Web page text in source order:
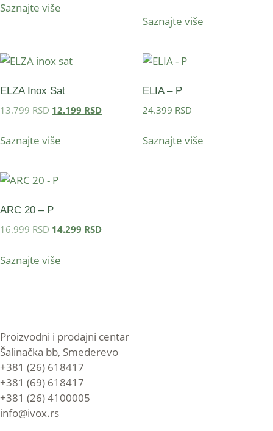
Saznajte više
Saznajte više
ELZA Inox Sat
13.799RSD 12.199 RSD
Saznajte više
ELIA – P
24.399 RSD
Saznajte više
ARC 20 – P
16.999RSD 14.299 RSD
Saznajte više
Proizvodni i prodajni centar
Šalinačka bb, Smederevo
+381 (26) 618417
+381 (69) 618417
+381 (26) 4100005
info@ivox.rs